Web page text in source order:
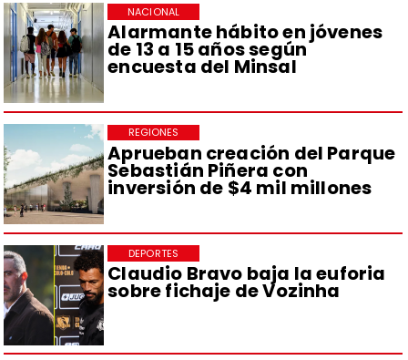
Alarmante hábito en jóvenes
de 13 a 15 años según
encuesta del Minsal
NACIONAL
Aprueban creación del Parque
Sebastián Piñera con
inversión de $4 mil millones
REGIONES
Claudio Bravo baja la euforia
sobre fichaje de Vozinha
DEPORTES